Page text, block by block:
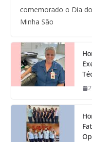
comemorado o Dia
Minha São